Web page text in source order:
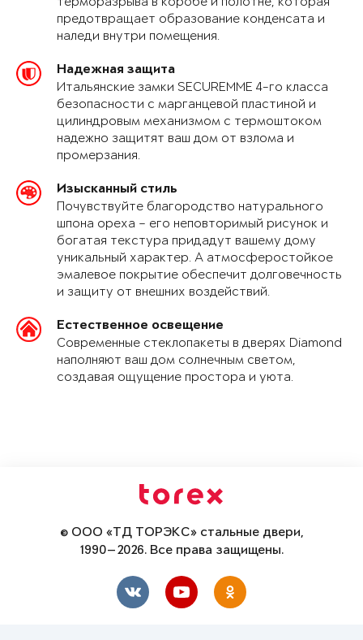
предотвращает образование конденсата и
наледи внутри помещения.
Надежная защита
Итальянские замки SECUREMME 4-го класса
безопасности с марганцевой пластиной и
цилиндровым механизмом с термоштоком
надежно защитят ваш дом от взлома и
промерзания.
Изысканный стиль
Почувствуйте благородство натурального
шпона ореха – его неповторимый рисунок и
богатая текстура придадут вашему дому
уникальный характер. А атмосферостойкое
эмалевое покрытие обеспечит долговечность
и защиту от внешних воздействий.
Естественное освещение
Современные стеклопакеты в дверях Diamond
наполняют ваш дом солнечным светом,
создавая ощущение простора и уюта.
© ООО «ТД ТОРЭКС» стальные двери,
1990—2026. Все права защищены.